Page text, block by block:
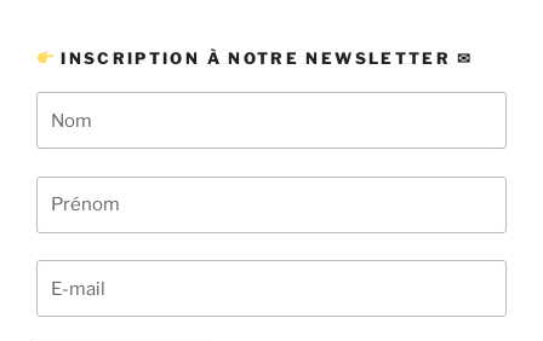
INSCRIPTION À NOTRE NEWSLETTER ✉